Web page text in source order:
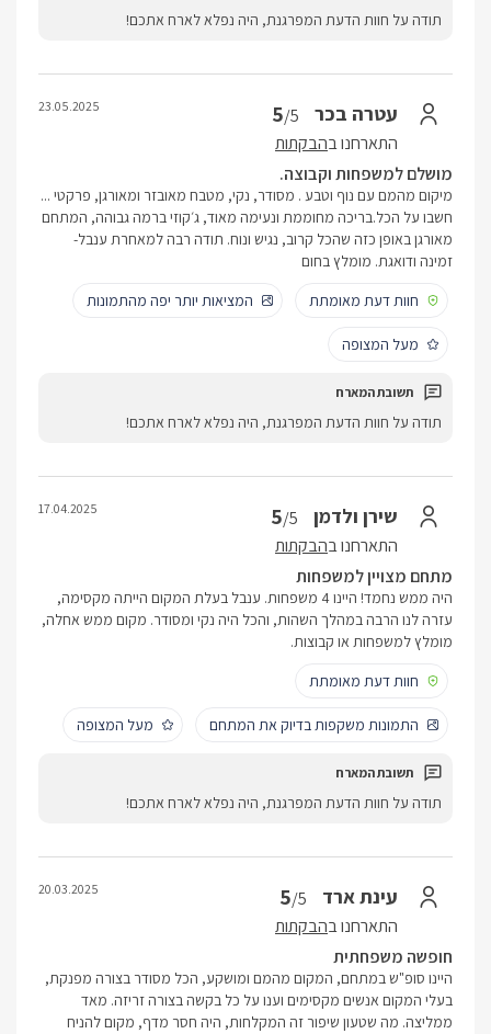
תודה על חוות הדעת המפרגנת, היה נפלא לארח אתכם!
עטרה בכר 5/5
התארחנו בהבקתות
23.05.2025
מושלם למשפחות וקבוצה.
מיקום מהמם עם נוף וטבע . מסודר, נקי, מטבח מאובזר ומאורגן, פרקטי ...
חשבו על הכל.בריכה מחוממת ונעימה מאוד, ג׳קוזי ברמה גבוהה, המתחם
מאורגן באופן כזה שהכל קרוב, נגיש ונוח. תודה רבה למאחרת ענבל-
זמינה ודואגת. מומלץ בחום
חוות דעת מאומתת
המציאות יותר יפה מהתמונות
מעל המצופה
תודה על חוות הדעת המפרגנת, היה נפלא לארח אתכם!
שירן ולדמן 5/5
התארחנו בהבקתות
17.04.2025
מתחם מצויין למשפחות
היה ממש נחמד! היינו 4 משפחות. ענבל בעלת המקום הייתה מקסימה,
עזרה לנו הרבה במהלך השהות, והכל היה נקי ומסודר. מקום ממש אחלה,
מומלץ למשפחות או קבוצות.
חוות דעת מאומתת
התמונות משקפות בדיוק את המתחם מעל המצופה
תודה על חוות הדעת המפרגנת, היה נפלא לארח אתכם!
עינת ארד 5/5
התארחנו בהבקתות
20.03.2025
חופשה משפחתית
היינו סופ"ש במתחם, המקום מהמם ומושקע, הכל מסודר בצורה מפנקת,
בעלי המקום אנשים מקסימים וענו על כל בקשה בצורה זריזה. מאד
ממליצה. מה שטעון שיפור זה המקלחות, היה חסר מדף, מקום להניח